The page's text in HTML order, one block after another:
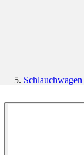
Schlauchwagen